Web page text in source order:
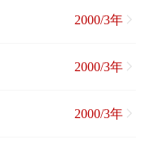
2000/3年
2000/3年
2000/3年